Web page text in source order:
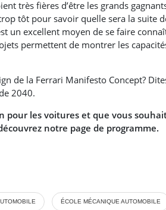
très fières d’être les grands
tôt pour savoir quelle sera la suite
un excellent moyen de se faire
permettent de montrer les
de la Ferrari Manifesto Concept?
2040.
pour les voitures et que vous
notre page de programme.
ÉCOLE MÉCANIQUE AUTOMOBILE